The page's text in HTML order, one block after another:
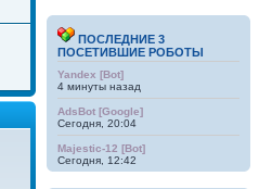
ПОСЛЕДНИЕ 3
ПОСЕТИВШИЕ РОБОТЫ
Yandex [Bot]
4 минуты назад
AdsBot [Google]
Сегодня, 20:04
Majestic-12 [Bot]
Сегодня, 12:42